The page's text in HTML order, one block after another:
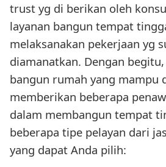
trust yg di berikan oleh
layanan bangun tempat
melaksanakan pekerjaan yg
diamanatkan. Dengan
bangun rumah yang mampu
memberikan beberapa
dalam membangun tempat
beberapa tipe pelayan dari
yang dapat Anda pilih: